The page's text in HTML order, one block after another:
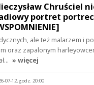
Chruściel
portret
ale też malarzem i
oraz zapalonym
» więcej
07-12, godz. 20:00